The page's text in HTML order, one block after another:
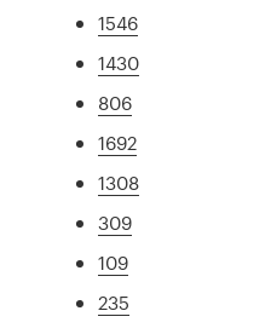
1546
1430
806
1692
1308
309
109
235